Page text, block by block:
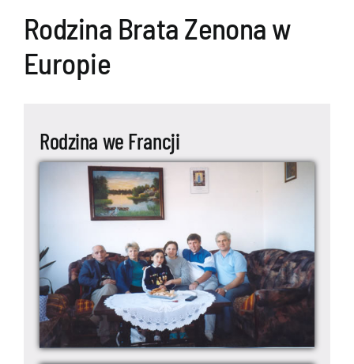
Rodzina Brata Zenona w
Europie
Rodzina we Francji